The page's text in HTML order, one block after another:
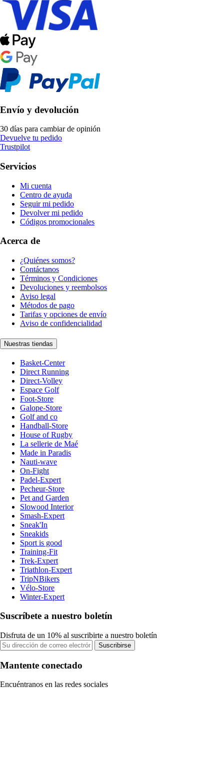
Envío y devolución
30 días para cambiar de opinión
Devuelve tu pedido
Trustpilot
Servicios
Mi cuenta
Centro de ayuda
Seguir mi pedido
Devolver mi pedido
Códigos promocionales
Acerca de
¿Quiénes somos?
Contáctanos
Términos y Condiciones
Devoluciones y reembolsos
Aviso legal
Métodos de pago
Tarifas y opciones de envío
Aviso de confidencialidad
Nuestras tiendas
Basket-Center
Direct Running
Direct-Volley
Espace Golf
Foot-Store
Galope-Store
Golf and co
Handball-Store
House of Rugby
La sellerie de Maé
Made in Paradis
Nauti-wave
On-Fight
Padel-Expert
Pecheur-Store
Pet and Garden
Slowood Interior
Smash-Expert
Sneak'In
Sneakids
Sport is good
Training-Fit
Trek-Expert
Triathlon-Expert
TripNBikers
Vélo-Store
Winter-Expert
Suscríbete a nuestro boletín
Disfruta de un 10% al suscribirte a nuestro boletín
Suscribirse
Mantente conectado
Encuéntranos en las redes sociales